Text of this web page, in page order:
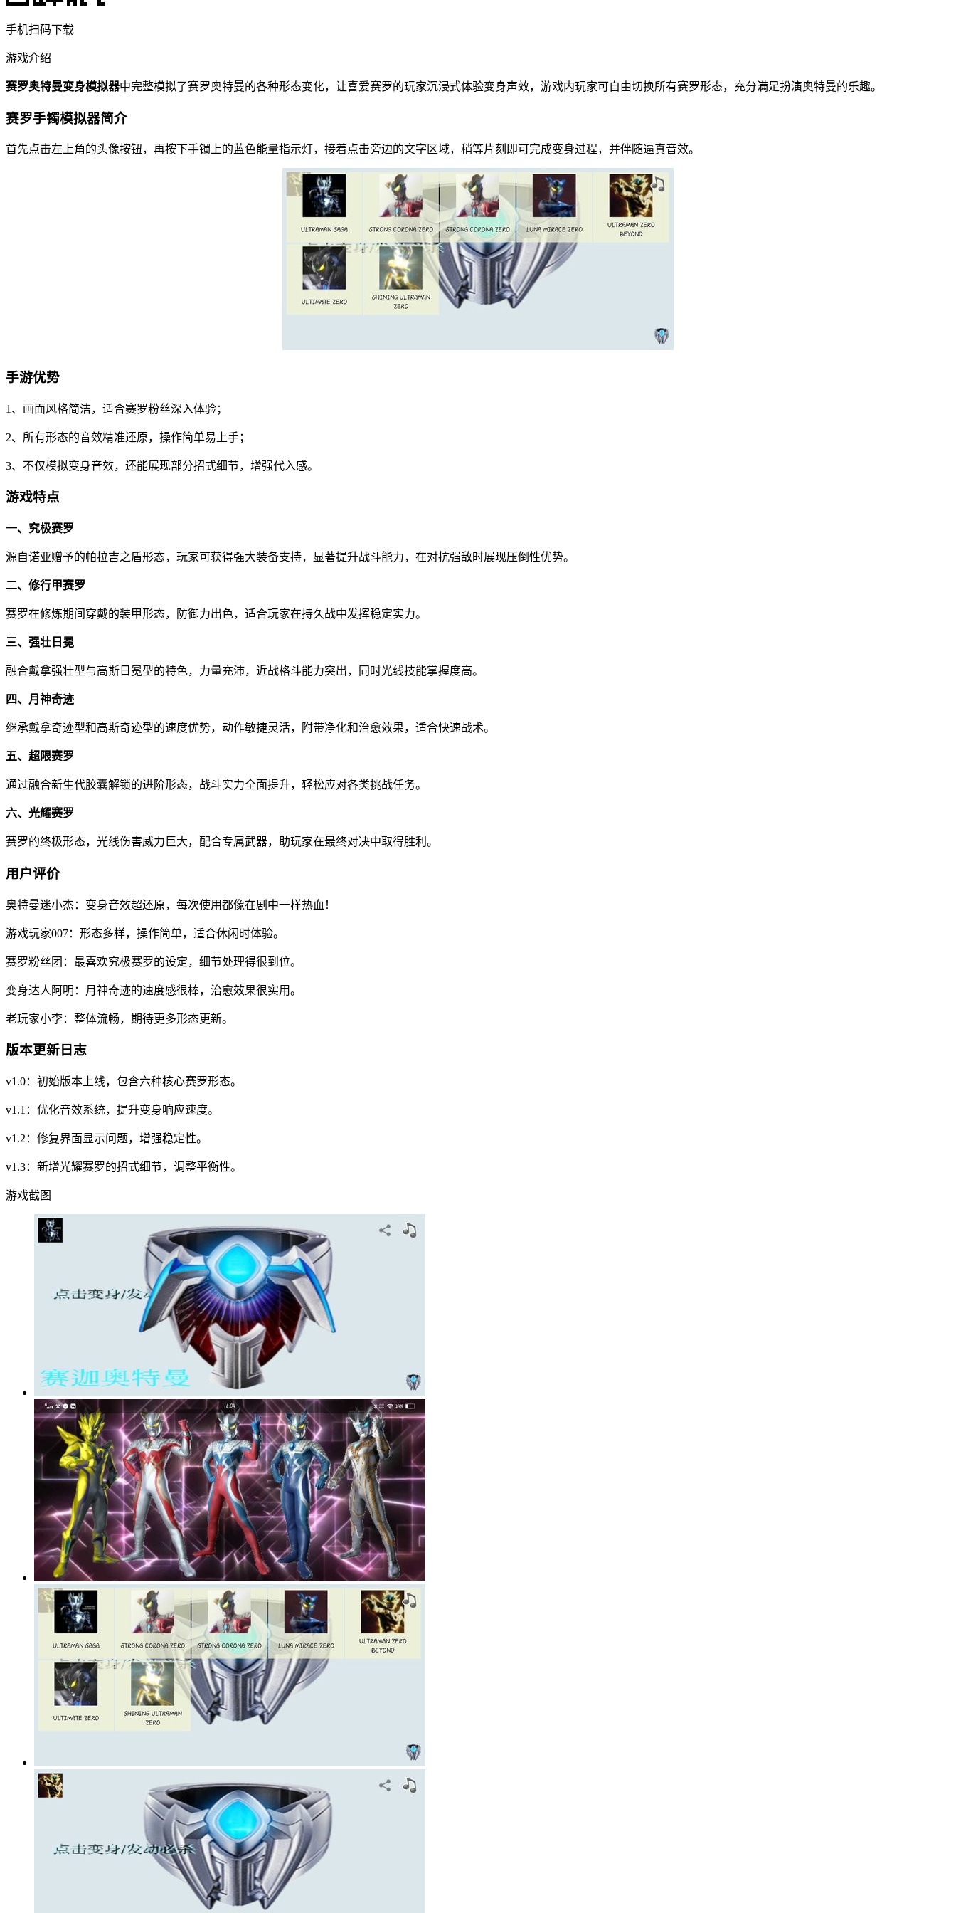
手机扫码下载
游戏介绍
赛罗奥特曼变身模拟器中完整模拟了赛罗奥特曼的各种形态变化，让喜爱赛罗的玩家沉浸式体验变身声效，游戏内玩家可自由切换所有赛罗形态，充分满足扮演奥特曼的乐趣。
赛罗手镯模拟器简介
首先点击左上角的头像按钮，再按下手镯上的蓝色能量指示灯，接着点击旁边的文字区域，稍等片刻即可完成变身过程，并伴随逼真音效。
手游优势
1、画面风格简洁，适合赛罗粉丝深入体验；
2、所有形态的音效精准还原，操作简单易上手；
3、不仅模拟变身音效，还能展现部分招式细节，增强代入感。
游戏特点
一、究极赛罗
源自诺亚赠予的帕拉吉之盾形态，玩家可获得强大装备支持，显著提升战斗能力，在对抗强敌时展现压倒性优势。
二、修行甲赛罗
赛罗在修炼期间穿戴的装甲形态，防御力出色，适合玩家在持久战中发挥稳定实力。
三、强壮日冕
融合戴拿强壮型与高斯日冕型的特色，力量充沛，近战格斗能力突出，同时光线技能掌握度高。
四、月神奇迹
继承戴拿奇迹型和高斯奇迹型的速度优势，动作敏捷灵活，附带净化和治愈效果，适合快速战术。
五、超限赛罗
通过融合新生代胶囊解锁的进阶形态，战斗实力全面提升，轻松应对各类挑战任务。
六、光耀赛罗
赛罗的终极形态，光线伤害威力巨大，配合专属武器，助玩家在最终对决中取得胜利。
用户评价
奥特曼迷小杰：变身音效超还原，每次使用都像在剧中一样热血！
游戏玩家007：形态多样，操作简单，适合休闲时体验。
赛罗粉丝团：最喜欢究极赛罗的设定，细节处理得很到位。
变身达人阿明：月神奇迹的速度感很棒，治愈效果很实用。
老玩家小李：整体流畅，期待更多形态更新。
版本更新日志
v1.0：初始版本上线，包含六种核心赛罗形态。
v1.1：优化音效系统，提升变身响应速度。
v1.2：修复界面显示问题，增强稳定性。
v1.3：新增光耀赛罗的招式细节，调整平衡性。
游戏截图